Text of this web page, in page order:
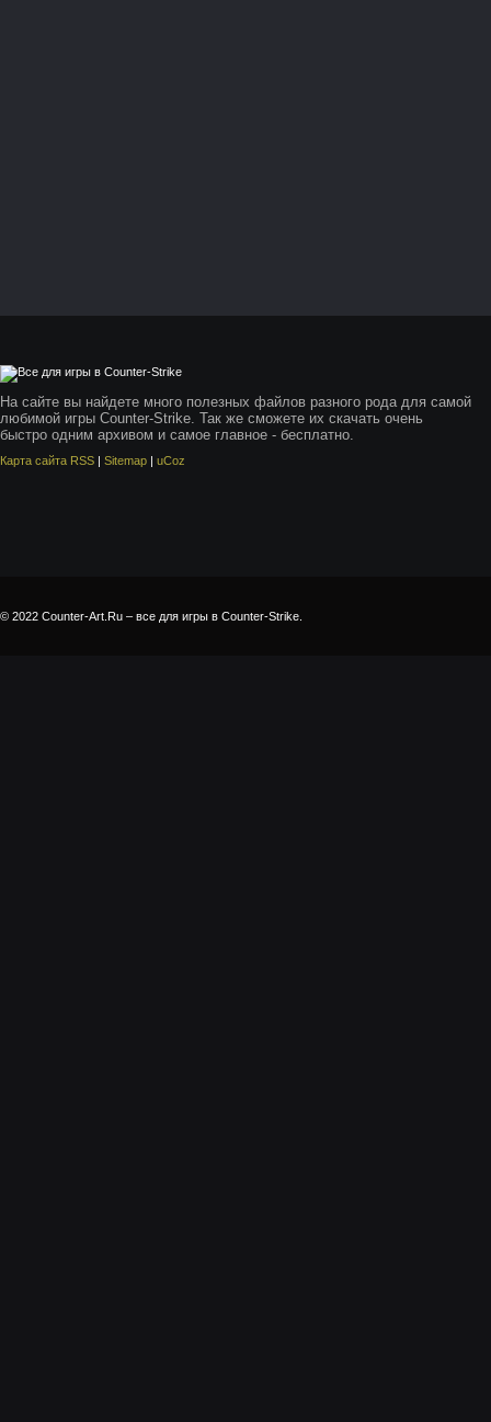
На сайте вы найдете много полезных файлов разного рода для самой
любимой игры Counter-Strike. Так же сможете их скачать очень
быстро одним архивом и самое главное - бесплатно.
Карта сайта RSS | Sitemap | uCoz
© 2022 Counter-Art.Ru – все для игры в Counter-Strike.